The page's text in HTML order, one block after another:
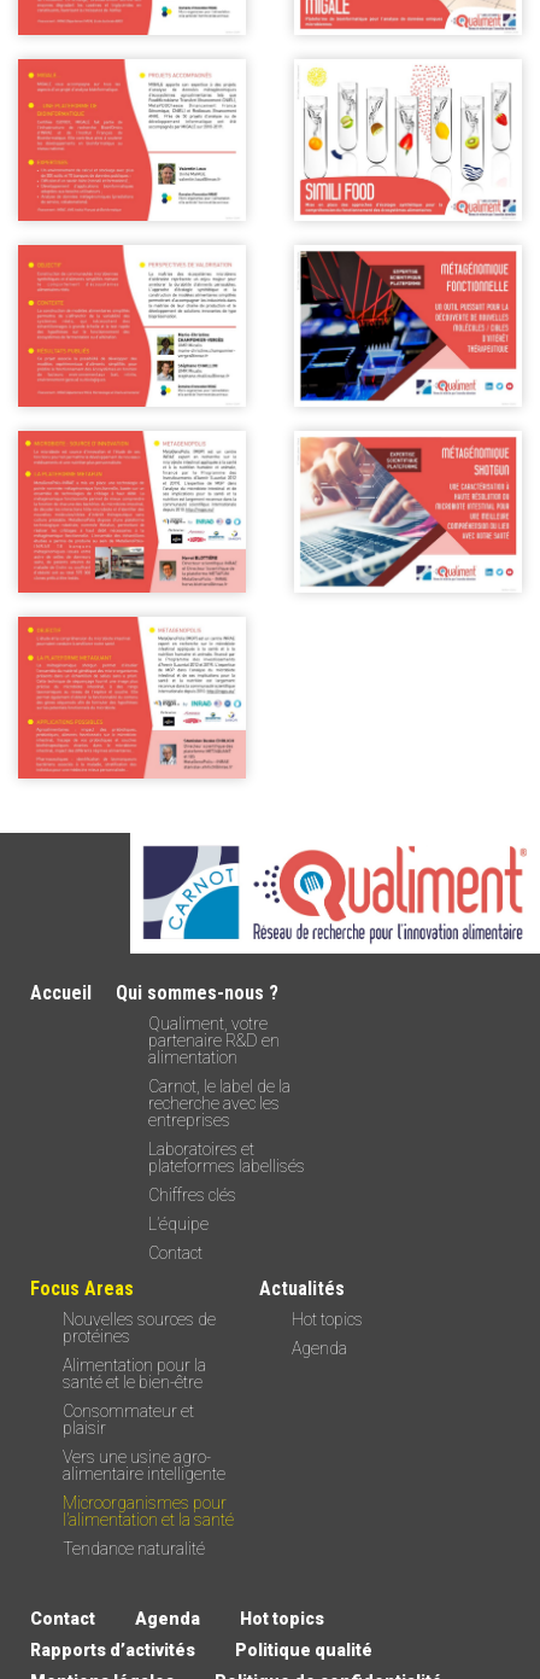
Accueil Qui sommes-nous ?
Qualiment, votre
partenaire R&D en
alimentation
Carnot, le label de la
recherche avec les
entreprises
Laboratoires et
plateformes labellisés
Chiffres clés
L’équipe
Contact
Focus Areas
Nouvelles sources de
protéines
Alimentation pour la
santé et le bien-être
Consommateur et
plaisir
Vers une usine agro-
alimentaire intelligente
Microorganismes pour
l’alimentation et la santé
Tendance naturalité
Actualités
Hot topics
Agenda
Contact Agenda
Hot topics
Rapports d’activités
Politique qualité